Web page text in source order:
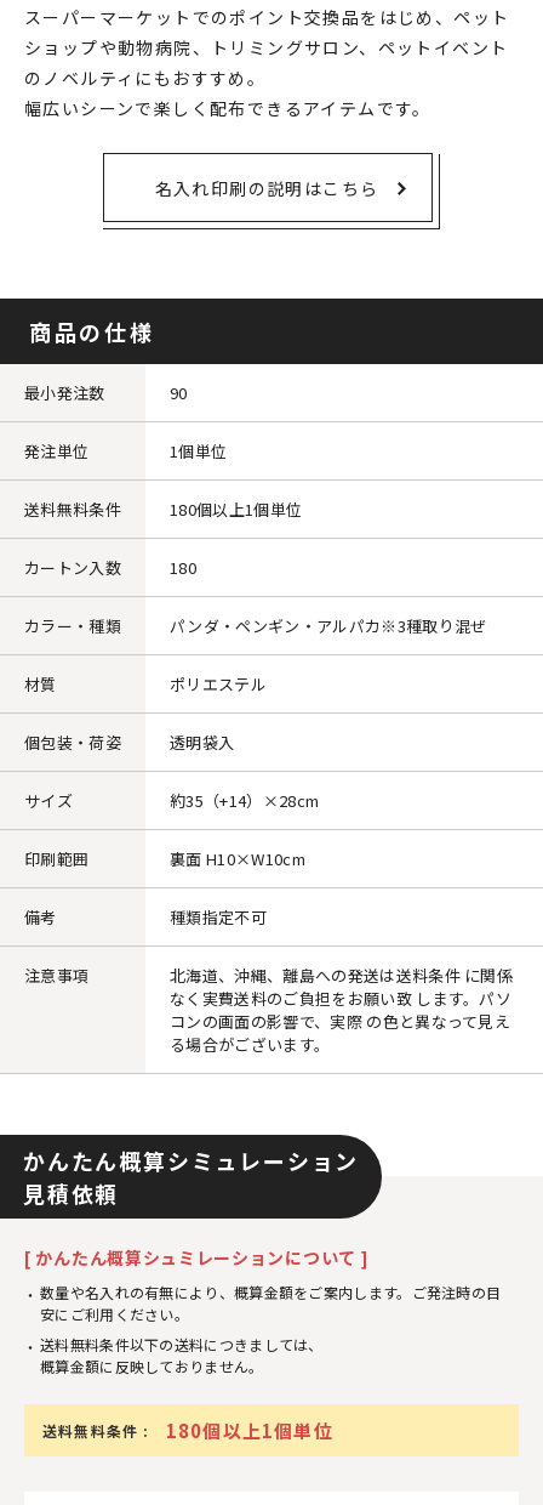
スーパーマーケットでのポイント交換品をはじめ、ペット
ショップや動物病院、トリミングサロン、ペットイベント
のノベルティにもおすすめ。
幅広いシーンで楽しく配布できるアイテムです。
名入れ印刷の説明はこちら
商品の仕様
最小発注数 90
発注単位 1個単位
送料無料条件 180個以上1個単位
カートン入数 180
カラー・種類 パンダ・ペンギン・アルパカ※3種取り混ぜ
材質 ポリエステル
個包装・荷姿 透明袋入
サイズ 約35（+14）×28cm
印刷範囲 裏面 H10×W10cm
備考 種類指定不可
注意事項
北海道、沖縄、離島への発送は送料条件 に関係
なく実費送料のご負担をお願い致 します。パソ
コンの画面の影響で、実際 の色と異なって見え
る場合がございます。
かんたん概算シミュレーション
見積依頼
[ かんたん概算シュミレーションについて ]
数量や名入れの有無により、概算金額をご案内します。ご発注時の目
安にご利用ください。
送料無料条件以下の送料につきましては、
概算金額に反映しておりません。
送料無料条件 : 180個以上1個単位